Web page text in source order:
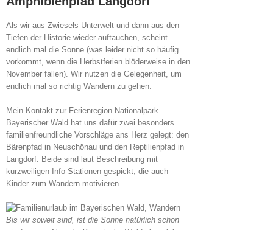
Als wir aus Zwiesels Unterwelt und dann aus den
Tiefen der Historie wieder auftauchen, scheint
endlich mal die Sonne (was leider nicht so häufig
vorkommt, wenn die Herbstferien blöderweise in den
November fallen). Wir nutzen die Gelegenheit, um
endlich mal so richtig Wandern zu gehen.
Mein Kontakt zur Ferienregion Nationalpark
Bayerischer Wald hat uns dafür zwei besonders
familienfreundliche Vorschläge ans Herz gelegt: den
Bärenpfad in Neuschönau und den Reptilienpfad in
Langdorf. Beide sind laut Beschreibung mit
kurzweiligen Info-Stationen gespickt, die auch
Kinder zum Wandern motivieren.
Bis wir soweit sind, ist die Sonne natürlich schon